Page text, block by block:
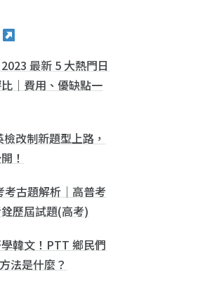
最新 5 大熱門日
｜費用、優缺點一
檢改制新題型上路，
！
古題解析｜高普考
歷屆試題(高考)
韓文！PTT 鄉民們
法是什麼？